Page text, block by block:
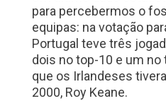
para percebermos o
equipas: na votação
Portugal teve três
dois no top-10 e um no
que os Irlandeses
2000, Roy Keane.